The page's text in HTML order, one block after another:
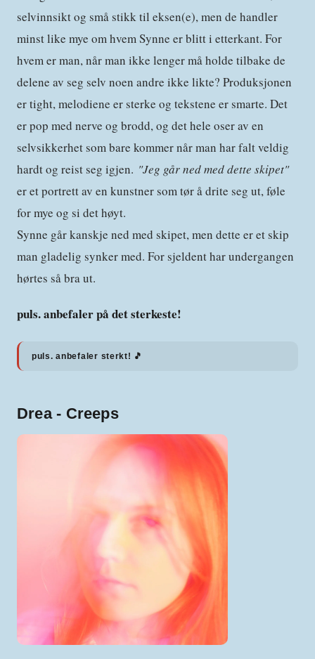
selvinnsikt og små stikk til eksen(e), men de handler
minst like mye om hvem Synne er blitt i etterkant. For
hvem er man, når man ikke lenger må holde tilbake de
delene av seg selv noen andre ikke likte? Produksjonen
er tight, melodiene er sterke og tekstene er smarte. Det
er pop med nerve og brodd, og det hele oser av en
selvsikkerhet som bare kommer når man har falt veldig
hardt og reist seg igjen. "Jeg går ned med dette skipet"
er et portrett av en kunstner som tør å drite seg ut, føle
for mye og si det høyt.
Synne går kanskje ned med skipet, men dette er et skip
man gladelig synker med. For sjeldent har undergangen
hørtes så bra ut.
puls. anbefaler på det sterkeste!
puls. anbefaler sterkt! 🎵
Drea - Creeps